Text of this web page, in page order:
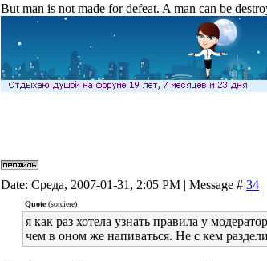
But man is not made for defeat. A man can be
Date: Среда, 2007-01-31, 2:05 PM | Message # 34
Quote(sorciere)
я как раз хотела узнать правила у
чем в оном же напиваться. Не с кем